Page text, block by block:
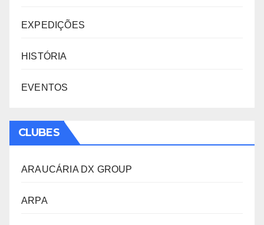
EXPEDIÇÕES
HISTÓRIA
EVENTOS
CLUBES
ARAUCÁRIA DX GROUP
ARPA